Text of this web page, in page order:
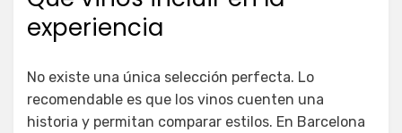
experiencia
No existe una única selección perfecta. Lo
recomendable es que los vinos cuenten una
historia y permitan comparar estilos. En Barcelona